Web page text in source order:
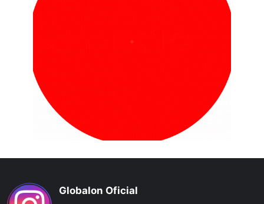
Globalon Oficial